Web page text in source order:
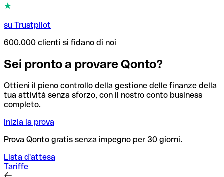
su Trustpilot
600.000 clienti si fidano di noi
Sei pronto a provare Qonto?
Ottieni il pieno controllo della gestione delle finanze della
tua attività senza sforzo, con il nostro conto business
completo.
Inizia la prova
Prova Qonto gratis senza impegno per 30 giorni.
Lista d'attesa
Tariffe